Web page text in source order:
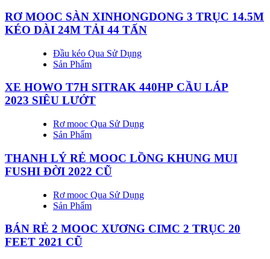
RƠ MOOC SÀN XINHONGDONG 3 TRỤC 14.5M
KÉO DÀI 24M TẢI 44 TẤN
Đầu kéo Qua Sử Dụng
Sản Phẩm
XE HOWO T7H SITRAK 440HP CẦU LÁP
2023 SIÊU LƯỚT
Rơ mooc Qua Sử Dụng
Sản Phẩm
THANH LÝ RẺ MOOC LỒNG KHUNG MUI
FUSHI ĐỜI 2022 CŨ
Rơ mooc Qua Sử Dụng
Sản Phẩm
BÁN RẺ 2 MOOC XƯƠNG CIMC 2 TRỤC 20
FEET 2021 CŨ